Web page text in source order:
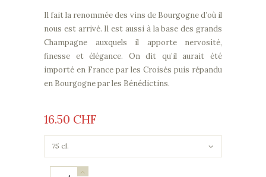
Il fait la renommée des vins de Bourgogne d’où il
nous est arrivé. Il est aussi à la base des grands
Champagne auxquels il apporte nervosité,
finesse et élégance. On dit qu’il aurait été
importé en France par les Croisés puis répandu
en Bourgogne par les Bénédictins.
16 50 CHF
Chardonnay